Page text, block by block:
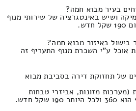
בעיר מבוא חמה?
ושיש באינטגרציה של שירותי מנוף
בישול באיזור מבוא חמה?
אוכל ע"י השכרת מנוף התעריף זה
של תחזוקת דירה בסביבת מבוא
(מערכות מזונות, אביזרי טבחות
חדש.